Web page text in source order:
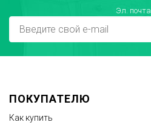
Эл. почта
ПОКУПАТЕЛЮ
Как купить